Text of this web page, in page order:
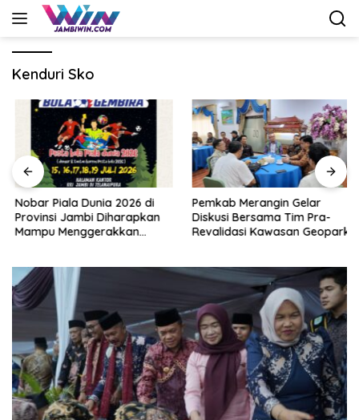
Langsung
Kenduri Sko
Nobar Piala Dunia 2026 di
Provinsi Jambi Diharapkan
Mampu Menggerakkan
Pemkab Merangin Gelar
Diskusi Bersama Tim Pra-
Revalidasi Kawasan Geopark